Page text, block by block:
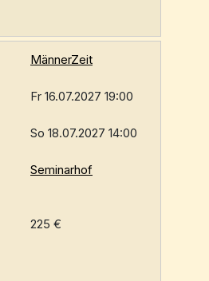
MännerZeit
Fr 16.07.2027 19:00
So 18.07.2027 14:00
Seminarhof
225 €